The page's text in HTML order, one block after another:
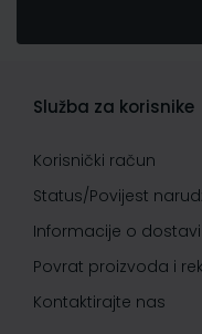
Služba za korisnike
Korisnički račun
Status/Povijest
Informacije o dostavi
Povrat proizvoda i
Kontaktirajte nas